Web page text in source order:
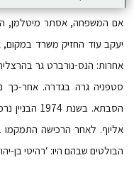
יעקב עוד החזיק משרד במקום,
אחרות: הנס-נורברט גר
סטפניה גרה בגדרה. אחר-כך
הסבתא.
אליוף. לאחר הרכישה
הבולטים שבהם היו: ‘רהיטי בן-